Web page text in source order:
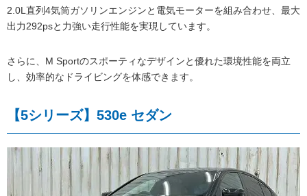
2.0L直列4気筒ガソリンエンジンと電気モーターを組み合わせ、最大
出力292psと力強い走行性能を実現しています。
さらに、M Sportのスポーティなデザインと優れた環境性能を両立
し、効率的なドライビングを体感できます。
【5シリーズ】530e セダン